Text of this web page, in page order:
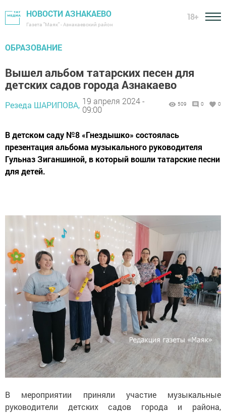
НОВОСТИ АЗНАКАЕВО
Газета "Маяк" - Азнакаевский район
18+
ОБРАЗОВАНИЕ
Вышел альбом татарских песен для
детских садов города Азнакаево
Резеда ШАРИПОВА, 19 апреля 2024 -
09:00
509 0 0
В детском саду №8 «Гнездышко» состоялась
презентация альбома музыкального руководителя
Гульназ Зиганшиной, в который вошли татарские песни
для детей.
В мероприятии приняли участие музыкальные
руководители детских садов города и района,